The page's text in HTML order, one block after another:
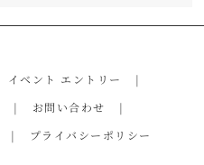
イベント エントリー
お問い合わせ
プライバシーポリシー